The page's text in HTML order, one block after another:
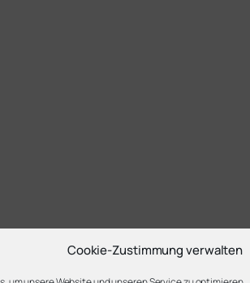
Cookie-Zustimmung verwalten